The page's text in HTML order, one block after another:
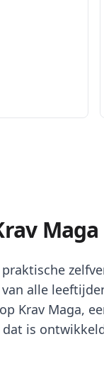
Maga
alle
Krav Maga,
is
zijn